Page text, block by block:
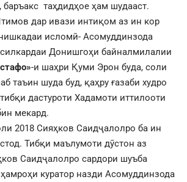
баръакс таҳдидҳое ҳам шудааст.
дар ивази интиқом аз ин кор
исломӣ- Асомуддинзода
Донишгоҳи байналмилалии
-и шаҳри Қуми Эрон буда, соли
таъин шуда буд, қаҳру ғазаби худро
дастуроти Хадамоти иттилооти
мекард.
2018 Сияҳков Саидҷалолро ба ин
Тибқи маълумоти дӯстон аз
Саидҷалолро сардори шуъба
куратор назди Асомуддинзода